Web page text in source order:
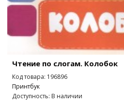
Чтение по слогам. Колобок
Код товара: 196896
Принтбук
Доступность: В наличии